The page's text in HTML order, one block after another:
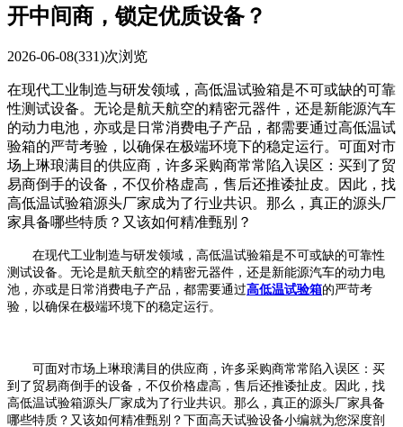
开中间商，锁定优质设备？
2026-06-08(331)次浏览
在现代工业制造与研发领域，高低温试验箱是不可或缺的可靠
性测试设备。无论是航天航空的精密元器件，还是新能源汽车
的动力电池，亦或是日常消费电子产品，都需要通过高低温试
验箱的严苛考验，以确保在极端环境下的稳定运行。可面对市
场上琳琅满目的供应商，许多采购商常常陷入误区：买到了贸
易商倒手的设备，不仅价格虚高，售后还推诿扯皮。因此，找
高低温试验箱源头厂家成为了行业共识。那么，真正的源头厂
家具备哪些特质？又该如何精准甄别？
在现代工业制造与研发领域，高低温试验箱是不可或缺的可靠性
测试设备。无论是航天航空的精密元器件，还是新能源汽车的动力电
池，亦或是日常消费电子产品，都需要通过高低温试验箱的严苛考
验，以确保在极端环境下的稳定运行。
可面对市场上琳琅满目的供应商，许多采购商常常陷入误区：买
到了贸易商倒手的设备，不仅价格虚高，售后还推诿扯皮。因此，找
高低温试验箱源头厂家成为了行业共识。那么，真正的源头厂家具备
哪些特质？又该如何精准甄别？下面高天试验设备小编就为您深度剖